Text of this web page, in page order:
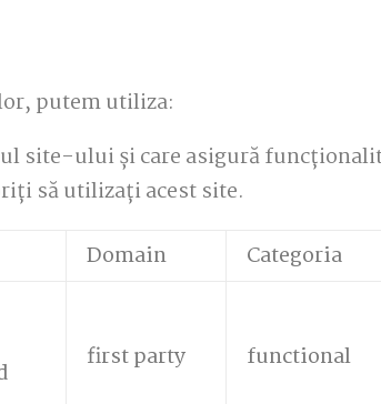
putem utiliza:
site-ului și care asigură
să utilizați acest site.
Domain Categoria
first party functional